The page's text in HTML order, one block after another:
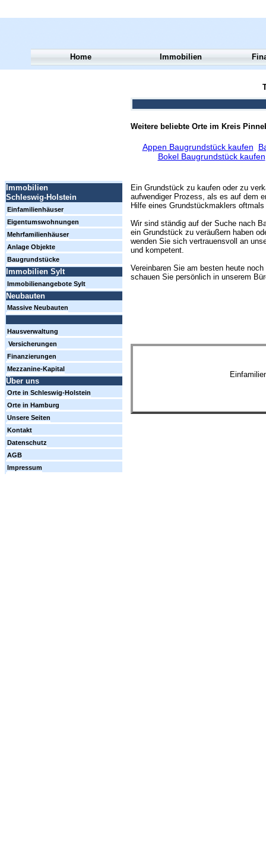
Weitere beliebte Orte im Kreis
Appen Baugrundstück kaufen
Bokel Baugrundstück kaufen
Ein Grundstück zu kaufen oder zu
aufwendiger Prozess, als es auf dem
Hilfe eines Grundstückmaklers
Wir sind ständig auf der Suche nach
ein Grundstück zu veräußern haben
wenden Sie sich vertrauensvoll an
und kompetent.
Vereinbaren Sie am besten heute
schauen Sie persönlich in unserem
Home Immobilien
Immobilien
Schleswig-Holstein
Einfamilienhäuser
Eigentumswohnungen
Mehrfamilienhäuser
Anlage Objekte
Baugrundstücke
Immobilien Sylt
Immobilienangebote Sylt
Neubauten
Massive Neubauten
Hausverwaltung
Versicherungen
Finanzierungen
Mezzanine-Kapital
Über uns
Orte in Schleswig-Holstein
Orte in Hamburg
Unsere Seiten
Kontakt
Datenschutz
AGB
Impressum